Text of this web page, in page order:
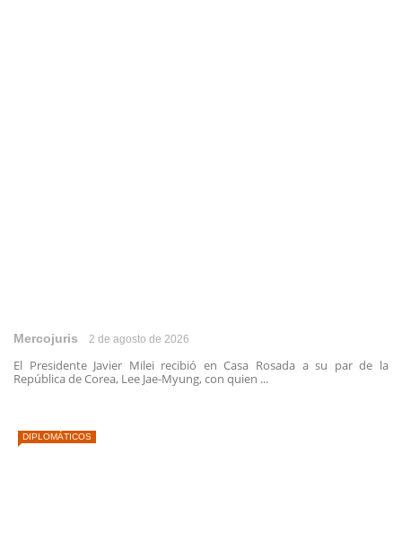
Mercojuris 2 de agosto de 2026
El Presidente Javier Milei recibió en Casa Rosada a su par de la
República de Corea, Lee Jae-Myung, con quien ...
DIPLOMÁTICOS